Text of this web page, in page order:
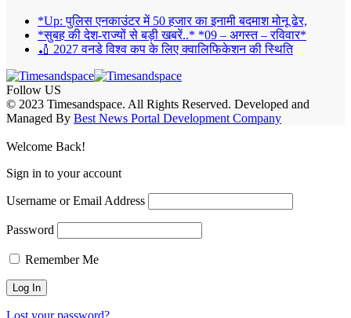
*Up: पुलिस एनकाउंटर में 50 हजार का इनामी बदमाश मोनू ढेर,
*सुबह की देश-राज्यों से बड़ी खबरें..* *09 – अगस्त – रविवार*
🏏 2027 वनडे विश्व कप के लिए क्वालिफिकेशन की स्थिति
Follow US
© 2023 Timesandspace. All Rights Reserved. Developed and
Managed By Best News Portal Development Company
Welcome Back!
Sign in to your account
Username or Email Address
Password
Remember Me